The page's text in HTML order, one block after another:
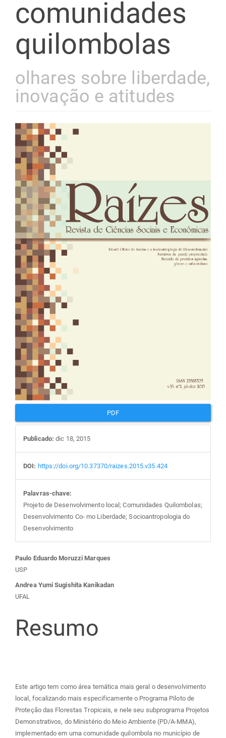
comunidades
quilombolas
olhares sobre liberdade,
inovação e atitudes
Barra
lateral
de
artigos
PDF
Publicado: dic 18, 2015
DOI: https://doi.org/10.37370/raizes.2015.v35.424
Palavras-chave:
Projeto de Desenvolvimento local; Comunidades Quilombolas;
Desenvolvimento Co- mo Liberdade; Socioantropologia do
Desenvolvimento
Conteúdo
do
artigo
principal
Paulo Eduardo Moruzzi Marques
USP
Andrea Yumi Sugishita Kanikadan
UFAL
Resumo
Este artigo tem como área temática mais geral o desenvolvimento
local, focalizando mais especificamente o Programa Piloto de
Proteção das Florestas Tropicais, e nele seu subprograma Projetos
Demonstrativos, do Ministério do Meio Ambiente (PD/A-MMA),
implementado em uma comunidade quilombola no município de